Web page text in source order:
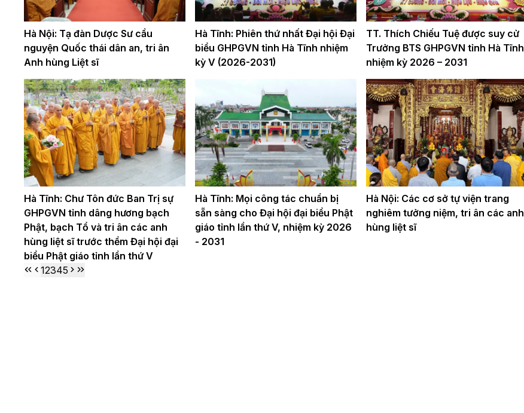
Hà Nội: Tạ đàn Dược Sư cầu
nguyện Quốc thái dân an, tri ân
Anh hùng Liệt sĩ
Hà Tĩnh: Phiên thứ nhất Đại hội Đại
biểu GHPGVN tỉnh Hà Tĩnh nhiệm
kỳ V (2026-2031)
TT. Thích Chiếu Tuệ được suy cử
Trưởng BTS GHPGVN tỉnh Hà Tĩnh
nhiệm kỳ 2026 – 2031
Hà Tĩnh: Chư Tôn đức Ban Trị sự
GHPGVN tỉnh dâng hương bạch
Phật, bạch Tổ và tri ân các anh
hùng liệt sĩ trước thềm Đại hội đại
biểu Phật giáo tỉnh lần thứ V
Hà Tĩnh: Mọi công tác chuẩn bị
sẵn sàng cho Đại hội đại biểu Phật
giáo tỉnh lần thứ V, nhiệm kỳ 2026
- 2031
Hà Nội: Các cơ sở tự viện trang
nghiêm tưởng niệm, tri ân các anh
hùng liệt sĩ
12345